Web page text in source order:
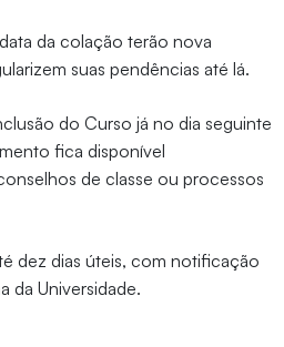
da colação terão nova
suas pendências até lá.
do Curso já no dia seguinte
fica disponível
de classe ou processos
dez dias úteis, com notificação
da Universidade.